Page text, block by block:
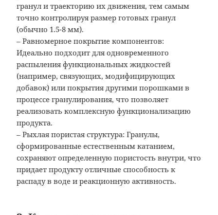
гранул и траекторию их движения, тем самым
точно контролируя размер готовых гранул
(обычно 1.5-8 мм).
– Равномерное покрытие компонентов:
Идеально подходит для одновременного
распыления функциональных жидкостей
(например, связующих, модифицирующих
добавок) или покрытия другими порошками в
процессе гранулирования, что позволяет
реализовать комплексную функционализацию
продукта.
– Рыхлая пористая структура: Гранулы,
сформированные естественным катанием,
сохраняют определенную пористость внутри, что
придает продукту отличные способность к
распаду в воде и реакционную активность.